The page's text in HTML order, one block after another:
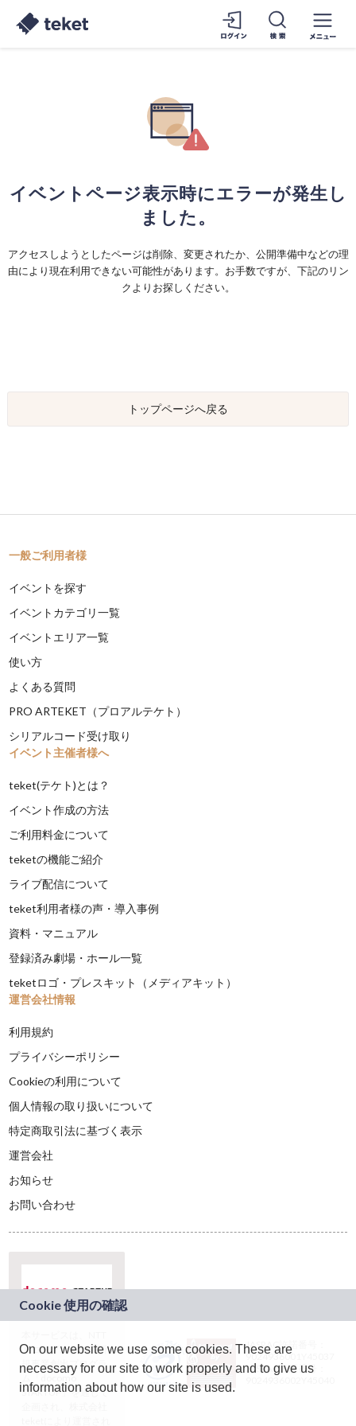
イベントページ表示時にエラーが発生し
ました。
アクセスしようとしたページは削除、変更されたか、公開準備中などの理
由により現在利用できない可能性があります。お手数ですが、下記のリン
クよりお探しください。
トップページへ戻る
一般ご利用者様
イベントを探す
イベントカテゴリ一覧
イベントエリア一覧
使い方
よくある質問
PRO ARTEKET（プロアルテケト）
シリアルコード受け取り
イベント主催者様へ
teket(テケト)とは？
イベント作成の方法
ご利用料金について
teketの機能ご紹介
ライブ配信について
teket利用者様の声・導入事例
資料・マニュアル
登録済み劇場・ホール一覧
teketロゴ・プレスキット（メディアキット）
運営会社情報
利用規約
プライバシーポリシー
Cookieの利用について
個人情報の取り扱いについて
特定商取引法に基づく表示
運営会社
お知らせ
お問い合わせ
ドコモグループの新
規事業創出プログラ
ム「docomo
STARTUP」を通じて
JASRAC許諾番号：
9024936001Y45037
JASRAC許諾番号：
On our website we use some cookies. These are
necessary for our site to work properly and to give us
information about how our site is used.